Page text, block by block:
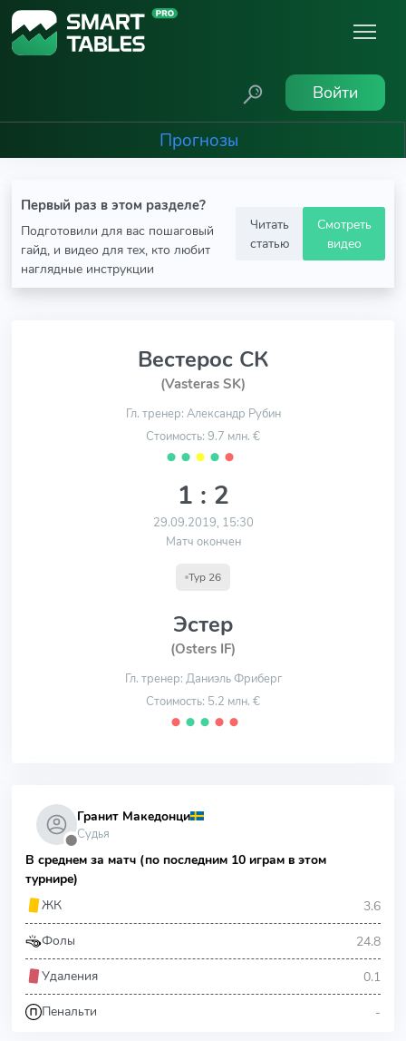
Войти
Прогнозы
Первый раз в этом разделе?
Подготовили для вас пошаговый
гайд, и видео для тех, кто любит
наглядные инструкции
Читать
статью
Смотреть
видео
Вестерос СК
(Vasteras SK)
Гл. тренер: Александр Рубин
Стоимость: 9.7 млн. €
⬤ ⬤ ⬤ ⬤ ⬤
1 : 2
29.09.2019, 15:30
Матч окончен
Тур 26
Эстер
(Osters IF)
Гл. тренер: Даниэль Фриберг
Стоимость: 5.2 млн. €
⬤ ⬤ ⬤ ⬤ ⬤
⬤
Гранит Македонци
Судья
В среднем за матч (по последним 10 играм в этом
турнире)
ЖК
3.6
Фолы 24.8
Удаления 0.1
Пенальти -